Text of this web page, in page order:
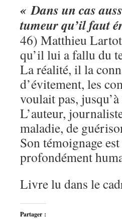
« Dans un cas
tumeur qu’il faut
46) Matthieu
qu’il lui a fallu du
La réalité, il la
d’évitement, les
voulait pas,
L’auteur,
maladie, de
Son témoignage
profondément
Livre lu dans le
Partager :